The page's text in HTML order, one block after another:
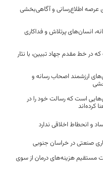
عرصه اطلاع‌رسانی و آگاهی‌بخشی
انسان‌های پرتلاش و فداکاری
در خط مقدم جهاد تبیین، با نثار
ارزشمند اصحاب رسانه و
است که رسالت خود را در
و انحطاط اخلاقی ندارد
صنعتی در خراسان جنوبی
مستقیم هزینه‌های درمان از سوی